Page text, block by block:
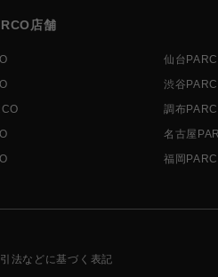
店舗
仙台
渋谷
調布
名古屋
福岡
法などに基づく表記